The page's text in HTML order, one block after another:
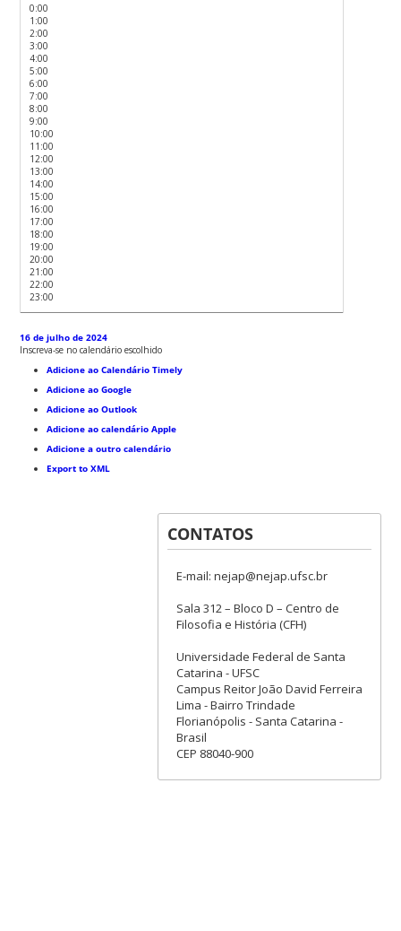
0:00
1:00
2:00
3:00
4:00
5:00
6:00
7:00
8:00
9:00
10:00
11:00
12:00
13:00
14:00
15:00
16:00
17:00
18:00
19:00
20:00
21:00
22:00
23:00
16 de julho de 2024
Inscreva-se no calendário escolhido
Adicione ao Calendário Timely
Adicione ao Google
Adicione ao Outlook
Adicione ao calendário Apple
Adicione a outro calendário
Export to XML
CONTATOS
E-mail: nejap@nejap.ufsc.br
Sala 312 – Bloco D – Centro de
Filosofia e História (CFH)
Universidade Federal de Santa
Catarina - UFSC
Campus Reitor João David Ferreira
Lima - Bairro Trindade
Florianópolis - Santa Catarina -
Brasil
CEP 88040-900